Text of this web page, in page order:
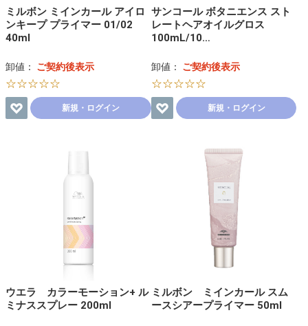
ミルボン ミインカール アイロ
ンキープ プライマー 01/02
40ml
卸値： ご契約後表示
☆☆☆☆☆
新規・ログイン
サンコール ボタニエンス スト
レートヘアオイルグロス
100mL/10…
卸値： ご契約後表示
☆☆☆☆☆
新規・ログイン
ウエラ カラーモーション+ ル
ミナススプレー 200ml
ミルボン ミインカール スム
ースシアープライマー 50ml